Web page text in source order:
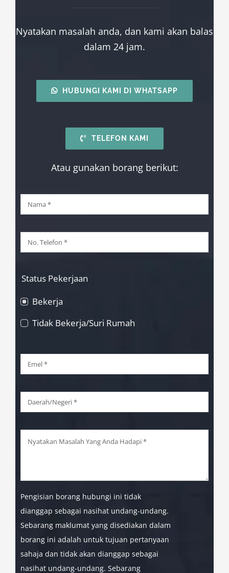
Nyatakan masalah anda, dan kami akan balas
dalam 24 jam.
HUBUNGI KAMI DI WHATSAPP
TELEFON KAMI
Atau gunakan borang berikut:
Status Pekerjaan
Bekerja
Tidak Bekerja/Suri Rumah
Pengisian borang hubungi ini tidak
dianggap sebagai nasihat undang-undang.
Sebarang maklumat yang disediakan dalam
borang ini adalah untuk tujuan pertanyaan
sahaja dan tidak akan dianggap sebagai
nasihat undang-undang. Sebarang